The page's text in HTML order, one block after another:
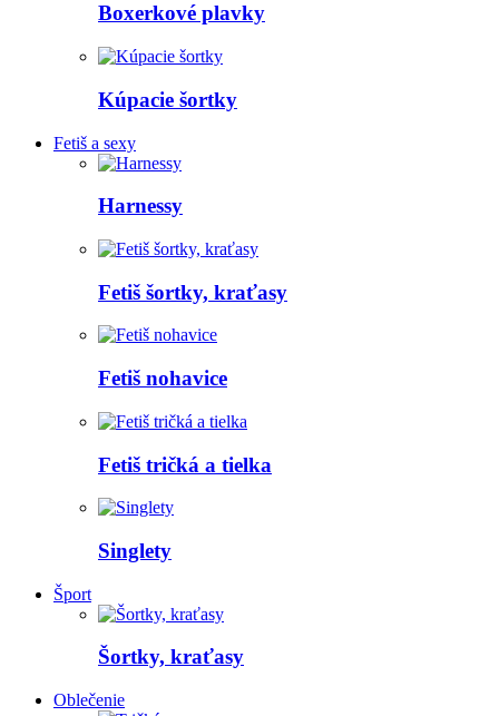
Boxerkové plavky
Kúpacie šortky
Fetiš a sexy
Harnessy
Fetiš šortky, kraťasy
Fetiš nohavice
Fetiš tričká a tielka
Singlety
Šport
Šortky, kraťasy
Oblečenie